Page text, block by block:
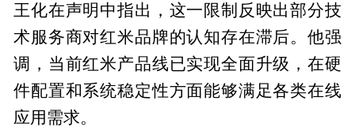
王化在声明中指出，这一限制反映出部分技
术服务商对红米品牌的认知存在滞后。他强
调，当前红米产品线已实现全面升级，在硬
件配置和系统稳定性方面能够满足各类在线
应用需求。